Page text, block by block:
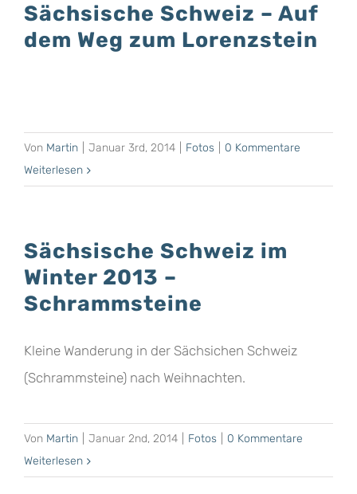
Sächsische Schweiz – Auf
dem Weg zum Lorenzstein
Von Martin Januar 3rd, 2014 Fotos
0 Kommentare
Weiterlesen
Sächsische Schweiz im
Winter 2013 –
Schrammsteine
Kleine Wanderung in der Sächsichen Schweiz
(Schrammsteine) nach Weihnachten.
Von Martin Januar 2nd, 2014 Fotos
0 Kommentare
Weiterlesen